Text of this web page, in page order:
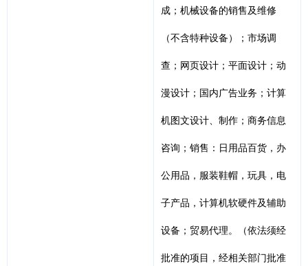
成；机械设备的销售及维修
（不含特种设备）；市场调
查；网页设计；平面设计；动
漫设计；国内广告业务；计算
机图文设计、制作；商务信息
咨询；销售：日用品百货，办
公用品，服装鞋帽，玩具，电
子产品，计算机软硬件及辅助
设备；贸易代理。（依法须经
批准的项目，经相关部门批准